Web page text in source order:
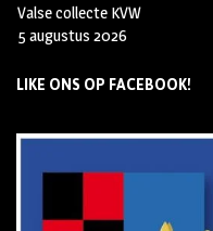
Valse collecte KVW
5 augustus 2026
LIKE ONS OP FACEBOOK!